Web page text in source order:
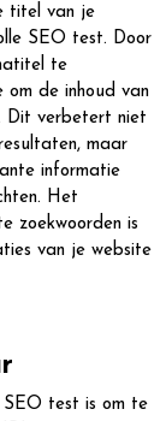
titel van je
SEO test. Door
te
om de inhoud van
Dit verbetert niet
maar
informatie
Het
zoekwoorden is
van je website
SEO test is om te